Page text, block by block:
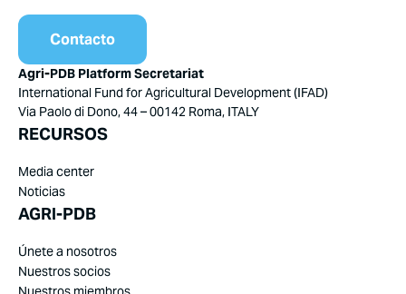
Contacto
Agri-PDB Platform Secretariat
International Fund for Agricultural Development (IFAD)
Via Paolo di Dono, 44 – 00142 Roma, ITALY
RECURSOS
Media center
Noticias
AGRI-PDB
Únete a nosotros
Nuestros socios